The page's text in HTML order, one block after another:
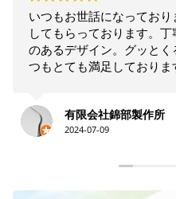
いつもお世話になってお
してもらっております。
のあるデザイン。グッと
つもとても満足しており
有限会社錦部製作所
2024-07-09